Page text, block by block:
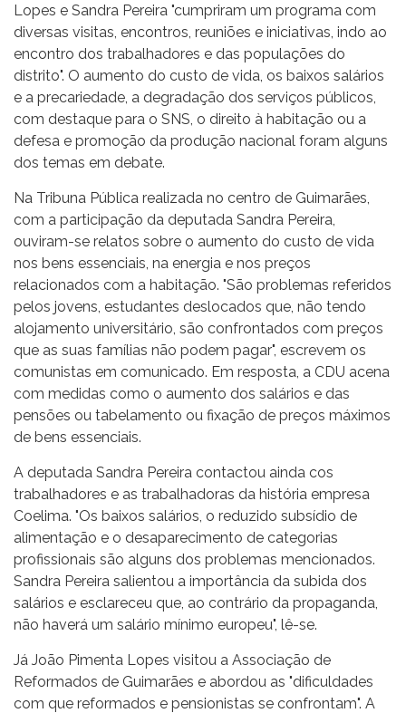
Lopes e Sandra Pereira "cumpriram um programa com
diversas visitas, encontros, reuniões e iniciativas, indo ao
encontro dos trabalhadores e das populações do
distrito". O aumento do custo de vida, os baixos salários
e a precariedade, a degradação dos serviços públicos,
com destaque para o SNS, o direito à habitação ou a
defesa e promoção da produção nacional foram alguns
dos temas em debate.
Na Tribuna Pública realizada no centro de Guimarães,
com a participação da deputada Sandra Pereira,
ouviram-se relatos sobre o aumento do custo de vida
nos bens essenciais, na energia e nos preços
relacionados com a habitação. "São problemas referidos
pelos jovens, estudantes deslocados que, não tendo
alojamento universitário, são confrontados com preços
que as suas famílias não podem pagar", escrevem os
comunistas em comunicado. Em resposta, a CDU acena
com medidas como o aumento dos salários e das
pensões ou tabelamento ou fixação de preços máximos
de bens essenciais.
A deputada Sandra Pereira contactou ainda cos
trabalhadores e as trabalhadoras da história empresa
Coelima. "Os baixos salários, o reduzido subsídio de
alimentação e o desaparecimento de categorias
profissionais são alguns dos problemas mencionados.
Sandra Pereira salientou a importância da subida dos
salários e esclareceu que, ao contrário da propaganda,
não haverá um salário mínimo europeu", lê-se.
Já João Pimenta Lopes visitou a Associação de
Reformados de Guimarães e abordou as "dificuldades
com que reformados e pensionistas se confrontam". A